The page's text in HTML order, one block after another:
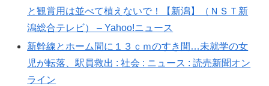
と観賞用は並べて植えないで！【新潟】（ＮＳＴ新
潟総合テレビ） – Yahoo!ニュース
新幹線とホーム間に１３ｃｍのすき間…未就学の女
児が転落、駅員救出 : 社会 : ニュース : 読売新聞オン
ライン